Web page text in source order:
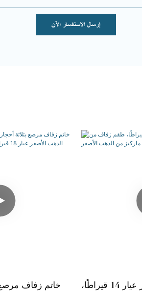
إرسال الاستفسار الآن
خاتم زفاف مرصع
طقم خواتم تيانيو جيمز عيار 14 قيراطًا،